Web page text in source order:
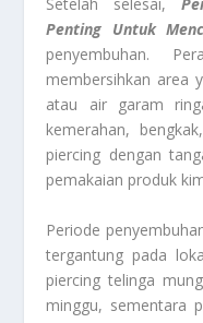
Setelah selesai,
Penting Untuk
penyembuhan.
membersihkan area
atau air garam
kemerahan,
piercing dengan
pemakaian produk
Periode
tergantung pada
piercing telinga
minggu, sementara